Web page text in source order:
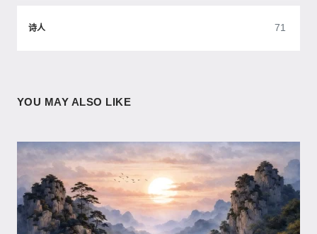
诗人 71
YOU MAY ALSO LIKE